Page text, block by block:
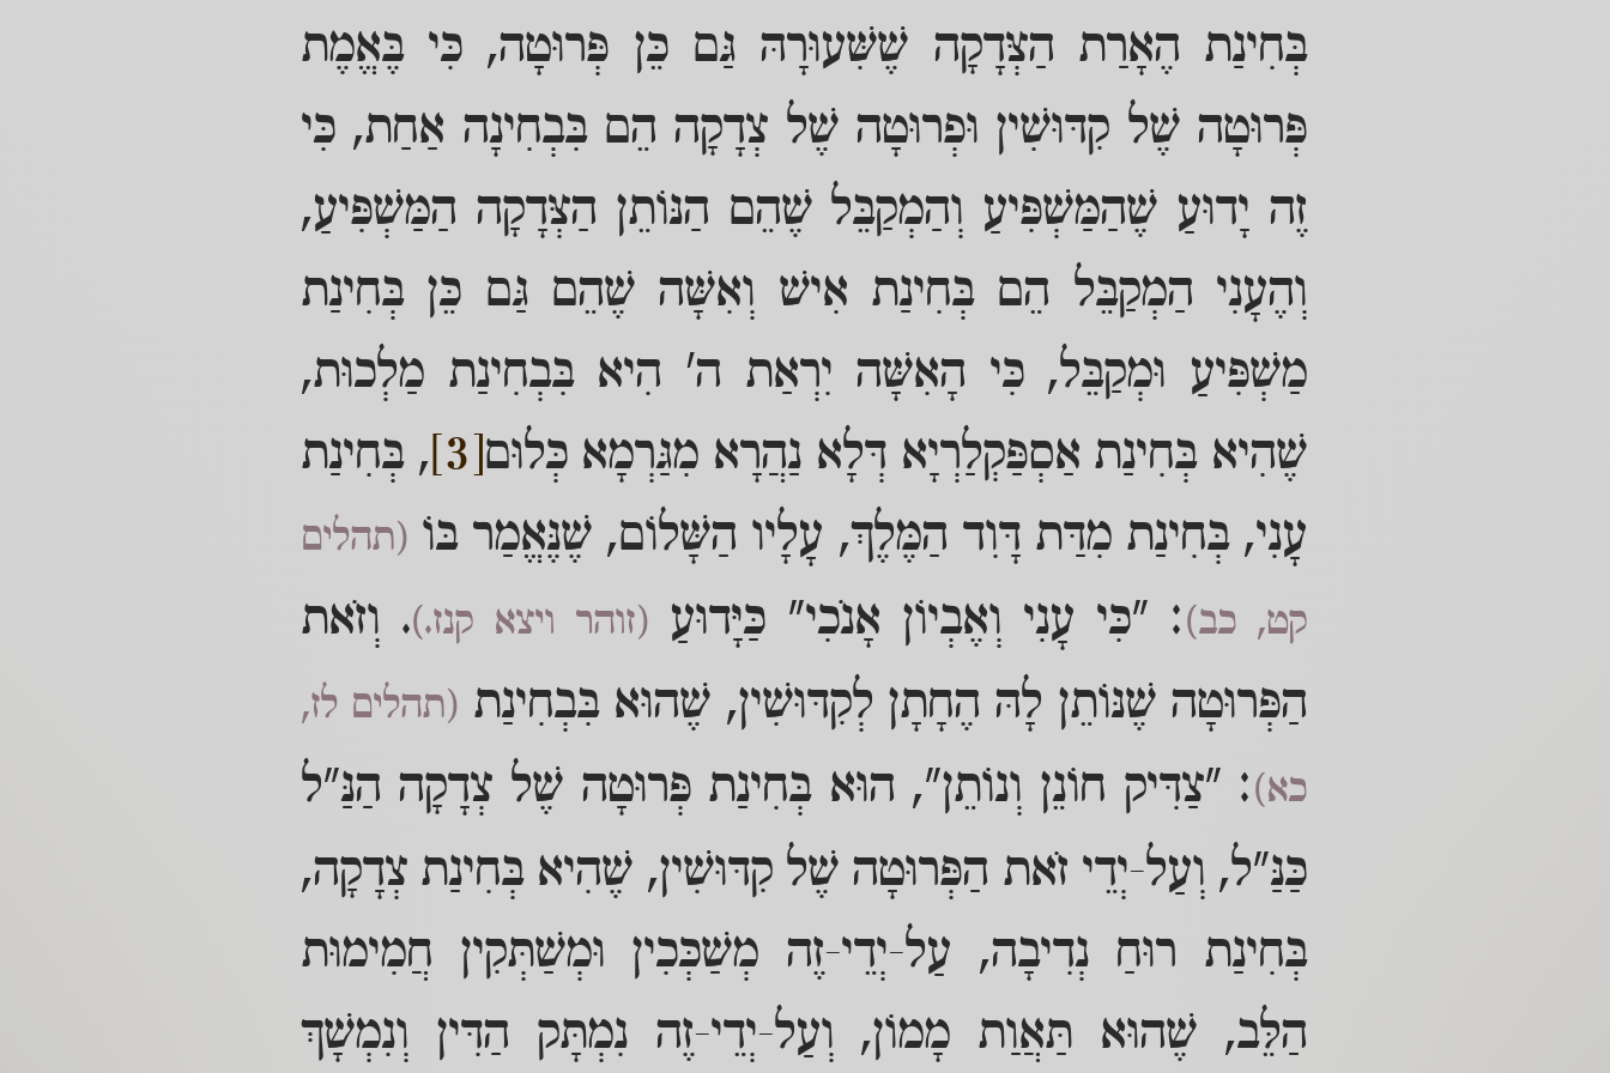
בְּחִינַת הֶאָרַת הַצְּדָקָה שֶׁשִּׁעוּרָהּ גַּם כֵּן פְּרוּטָה, כִּי בֶּאֱמֶת
פְּרוּטָה שֶׁל קִדּוּשִׁין וּפְרוּטָה שֶׁל צְדָקָה הֵם בִּבְחִינָה אַחַת, כִּי
זֶה יָדוּעַ שֶׁהַמַּשְׁפִּיעַ וְהַמְקַבֵּל שֶׁהֵם הַנּוֹתֵן הַצְּדָקָה הַמַּשְׁפִּיעַ,
וְהֶעָנִי הַמְקַבֵּל הֵם בְּחִינַת אִישׁ וְאִשָּׁה שֶׁהֵם גַּם כֵּן בְּחִינַת
מַשְׁפִּיעַ וּמְקַבֵּל, כִּי הָאִשָּׁה יִרְאַת ה' הִיא בִּבְחִינַת מַלְכוּת,
שֶׁהִיא בְּחִינַת אַסְפַּקְלַרְיָא דְּלָא נַהֲרָא מִגַּרְמָא כְּלוּם[3]
, בְּחִינַת
עָנִי, בְּחִינַת מִדַּת דָּוִד הַמֶּלֶךְ, עָלָיו הַשָּׁלוֹם, שֶׁנֶּאֱמַר בּוֹ (תהלים
קט, כב): "כִּי עָנִי וְאֶבְיוֹן אָנֹכִי" כַּיָּדוּעַ (זוהר ויצא קנז.). וְזֹאת
הַפְּרוּטָה שֶׁנּוֹתֵן לָהּ הֶחָתָן לְקִדּוּשִׁין, שֶׁהוּא בִּבְחִינַת (תהלים לז,
כא): "צַדִּיק חוֹנֵן וְנוֹתֵן", הוּא בְּחִינַת פְּרוּטָה שֶׁל צְדָקָה הַנַּ"ל
כַּנַּ"ל, וְעַל-יְדֵי זֹאת הַפְּרוּטָה שֶׁל קִדּוּשִׁין, שֶׁהִיא בְּחִינַת צְדָקָה,
בְּחִינַת רוּחַ נְדִיבָה, עַל-יְדֵי-זֶה מְשַׁכְּכִין וּמְשַׁתְּקִין חֲמִימוּת
הַלֵּב, שֶׁהוּא תַּאֲוַת מָמוֹן, וְעַל-יְדֵי-זֶה נִמְתָּק הַדִּין וְנִמְשָׁךְ